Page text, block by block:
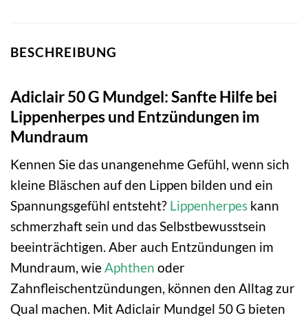
BESCHREIBUNG
Adiclair 50 G Mundgel: Sanfte Hilfe bei
Lippenherpes und Entzündungen im
Mundraum
Kennen Sie das unangenehme Gefühl, wenn sich
kleine Bläschen auf den Lippen bilden und ein
Spannungsgefühl entsteht? Lippenherpes kann
schmerzhaft sein und das Selbstbewusstsein
beeinträchtigen. Aber auch Entzündungen im
Mundraum, wieAphthen oder
Zahnfleischentzündungen, können den Alltag zur
Qual machen. Mit Adiclair Mundgel 50 G bieten